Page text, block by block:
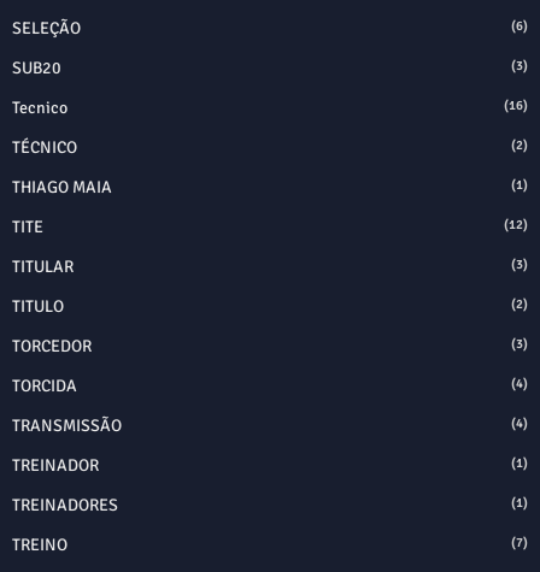
SELEÇÃO (6)
SUB20 (3)
Tecnico (16)
TÉCNICO (2)
THIAGO MAIA (1)
TITE (12)
TITULAR (3)
TITULO (2)
TORCEDOR (3)
TORCIDA (4)
TRANSMISSÃO (4)
TREINADOR (1)
TREINADORES (1)
TREINO (7)